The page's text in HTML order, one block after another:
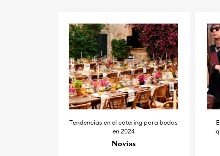
Tendencias en el catering para bodas
en 2024
Novias